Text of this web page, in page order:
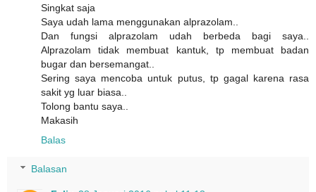
Singkat saja
Saya udah lama menggunakan alprazolam..
Dan fungsi alprazolam udah berbeda bagi saya..
Alprazolam tidak membuat kantuk, tp membuat badan
bugar dan bersemangat..
Sering saya mencoba untuk putus, tp gagal karena rasa
sakit yg luar biasa..
Tolong bantu saya..
Makasih
Balas
Balasan